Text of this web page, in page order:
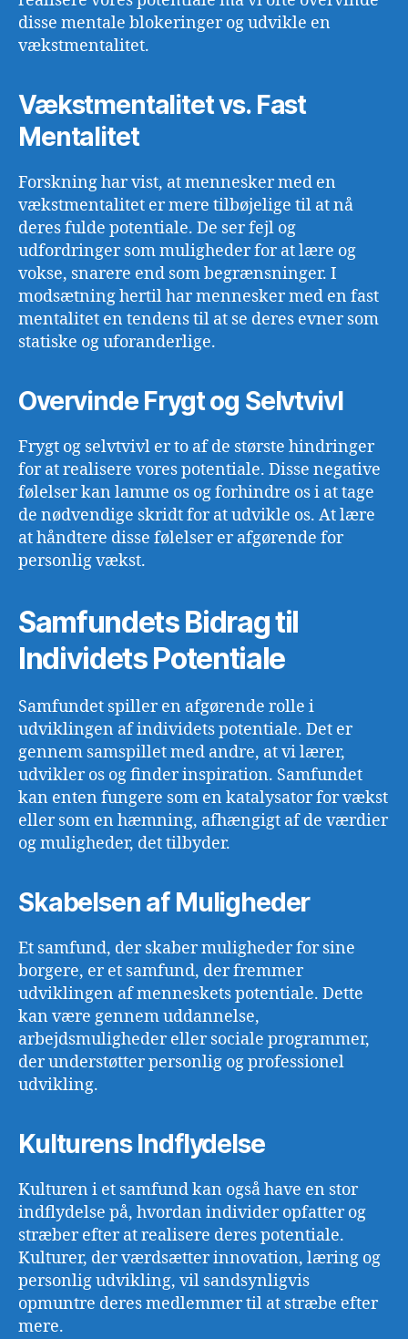
disse mentale blokeringer og udvikle en
vækstmentalitet.
Vækstmentalitet vs. Fast
Mentalitet
Forskning har vist, at mennesker med en
vækstmentalitet er mere tilbøjelige til at nå
deres fulde potentiale. De ser fejl og
udfordringer som muligheder for at lære og
vokse, snarere end som begrænsninger. I
modsætning hertil har mennesker med en fast
mentalitet en tendens til at se deres evner som
statiske og uforanderlige.
Overvinde Frygt og Selvtvivl
Frygt og selvtvivl er to af de største hindringer
for at realisere vores potentiale. Disse negative
følelser kan lamme os og forhindre os i at tage
de nødvendige skridt for at udvikle os. At lære
at håndtere disse følelser er afgørende for
personlig vækst.
Samfundets Bidrag til
Individets Potentiale
Samfundet spiller en afgørende rolle i
udviklingen af individets potentiale. Det er
gennem samspillet med andre, at vi lærer,
udvikler os og finder inspiration. Samfundet
kan enten fungere som en katalysator for vækst
eller som en hæmning, afhængigt af de værdier
og muligheder, det tilbyder.
Skabelsen af Muligheder
Et samfund, der skaber muligheder for sine
borgere, er et samfund, der fremmer
udviklingen af menneskets potentiale. Dette
kan være gennem uddannelse,
arbejdsmuligheder eller sociale programmer,
der understøtter personlig og professionel
udvikling.
Kulturens Indflydelse
Kulturen i et samfund kan også have en stor
indflydelse på, hvordan individer opfatter og
stræber efter at realisere deres potentiale.
Kulturer, der værdsætter innovation, læring og
personlig udvikling, vil sandsynligvis
opmuntre deres medlemmer til at stræbe efter
mere.